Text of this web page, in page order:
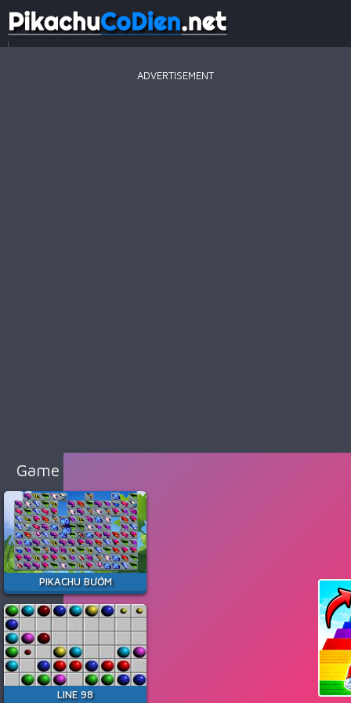
Game
Đua
Xe
Game
Minecraft
Game
Among
Us
Game
ADVERTISEMENT
Game Hay Nhất
PIKACHU BƯỚM
LINE 98